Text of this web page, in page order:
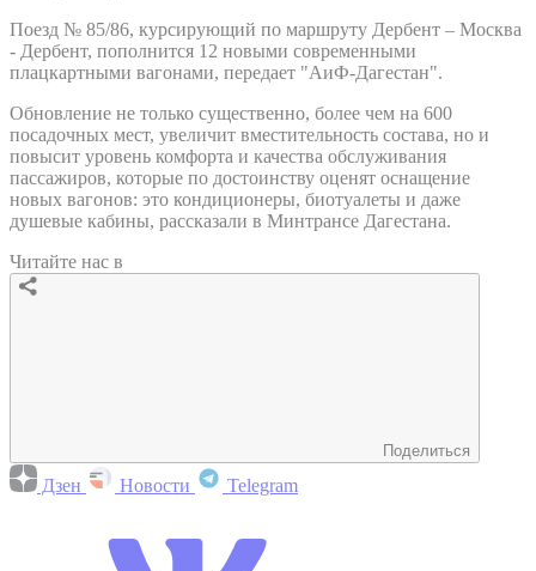
Поезд № 85/86, курсирующий по маршруту Дербент – Москва
- Дербент, пополнится 12 новыми современными
плацкартными вагонами, передает "АиФ-Дагестан".
Обновление не только существенно, более чем на 600
посадочных мест, увеличит вместительность состава, но и
повысит уровень комфорта и качества обслуживания
пассажиров, которые по достоинству оценят оснащение
новых вагонов: это кондиционеры, биотуалеты и даже
душевые кабины, рассказали в Минтрансе Дагестана.
Читайте нас в
Поделиться
Дзен Новости Telegram